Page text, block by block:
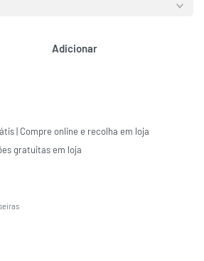
Adicionar
| Compre online e recolha em loja
gratuitas em loja